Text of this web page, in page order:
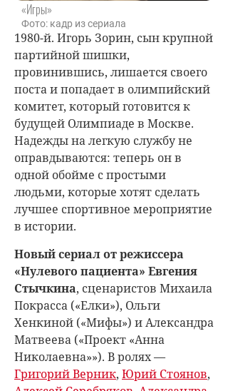
«Игры»
Фото: кадр из сериала
1980-й. Игорь Зорин, сын крупной
партийной шишки,
провинившись, лишается своего
поста и попадает в олимпийский
комитет, который готовится к
будущей Олимпиаде в Москве.
Надежды на легкую службу не
оправдываются: теперь он в
одной обойме с простыми
людьми, которые хотят сделать
лучшее спортивное мероприятие
в истории.
Новый сериал от режиссера
«Нулевого пациента» Евгения
Стычкина, сценаристов Михаила
Покрасса («Елки»), Ольги
Хенкиной («Мифы») и Александра
Матвеева («Проект «Анна
Николаевна»»). В ролях —
Григорий Верник, Юрий Стоянов,